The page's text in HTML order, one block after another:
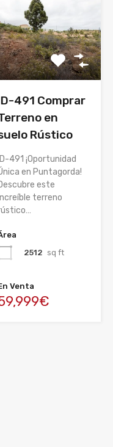
491 Comprar
en
Rústico
ID-491 ¡Oportunidad
en Puntagorda!
este
terreno
2512 sq ft
Venta